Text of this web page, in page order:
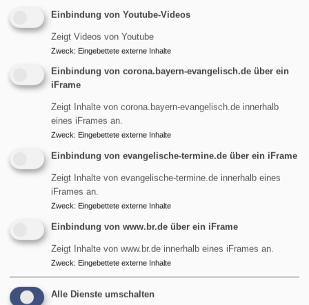
Terminvorschau:
Sa, 8.8. 12 Uhr
Bergandacht auf dem Wankgipfel
Einbindung von Youtube-Videos
Zeigt Videos von Youtube
Zweck: Eingebettete externe Inhalte
Einbindung von corona.bayern-evangelisch.de über ein
iFrame
Zeigt Inhalte von corona.bayern-evangelisch.de innerhalb
eines iFrames an.
Zweck: Eingebettete externe Inhalte
Einbindung von evangelische-termine.de über ein iFrame
Zeigt Inhalte von evangelische-termine.de innerhalb eines
iFrames an.
Zweck: Eingebettete externe Inhalte
Einbindung von www.br.de über ein iFrame
Zeigt Inhalte von www.br.de innerhalb eines iFrames an.
Zweck: Eingebettete externe Inhalte
Alle Dienste umschalten